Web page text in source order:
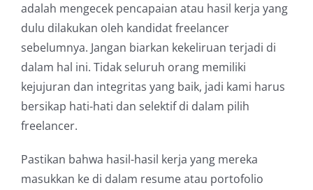
adalah mengecek pencapaian atau hasil kerja yang
dulu dilakukan oleh kandidat freelancer
sebelumnya. Jangan biarkan kekeliruan terjadi di
dalam hal ini. Tidak seluruh orang memiliki
kejujuran dan integritas yang baik, jadi kami harus
bersikap hati-hati dan selektif di dalam pilih
freelancer.
Pastikan bahwa hasil-hasil kerja yang mereka
masukkan ke di dalam resume atau portofolio